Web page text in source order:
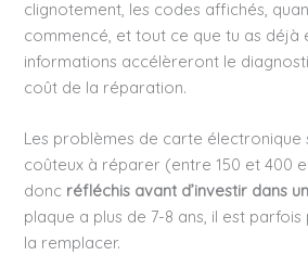
clignotement, les codes affichés,
commencé, et tout ce que tu as déjà
informations accélèreront le
coût de la réparation.
Les problèmes de carte
coûteux à réparer (entre 150 et 400
donc réfléchis avant d’investir dans
plaque a plus de 7-8 ans, il est
la remplacer.